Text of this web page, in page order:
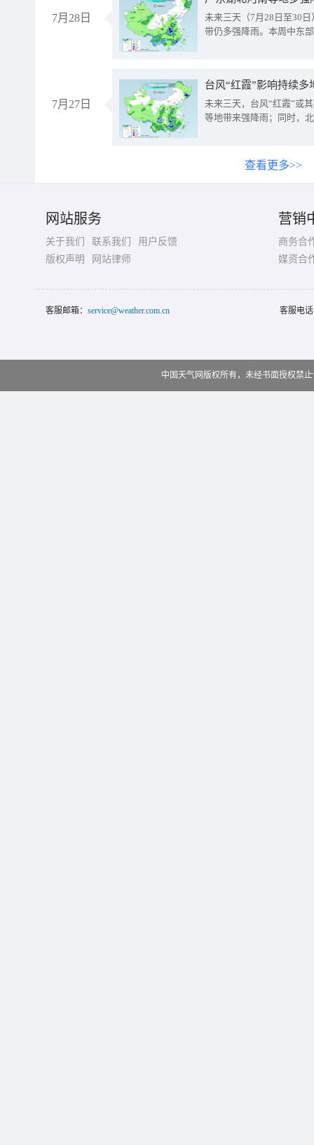
7月28日
未来三天（7月28日至30
带仍多强降雨。本周中东
7月27日
台风“红霞”影响持续
未来三天，台风“红霞”或
等地带来强降雨；同时，
查看更多>>
网站服务
关于我们 联系我们
用户反馈
版权声明
网站律师
营销
商务合
媒资合
客服邮箱： service@weather.com.cn 客服电
中国天气网版权所有，未经书面授权